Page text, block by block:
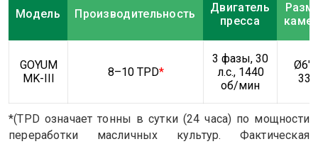
Модель Производительность
Двигатель
пресса
GOYUM
MK-III
8–10 TPD*
3 фазы, 30
л.с., 1440
об/мин
Ø6″
33”
*(TPD означает тонны в сутки (24 часа) по мощности
переработки масличных культур. Фактическая